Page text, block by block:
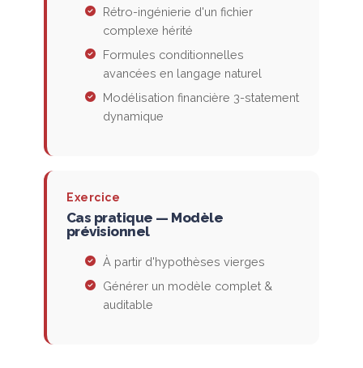
Rétro-ingénierie d'un fichier
complexe hérité
Formules conditionnelles
avancées en langage naturel
Modélisation financière 3-statement
dynamique
Exercice
Cas pratique — Modèle
prévisionnel
À partir d'hypothèses vierges
Générer un modèle complet &
auditable